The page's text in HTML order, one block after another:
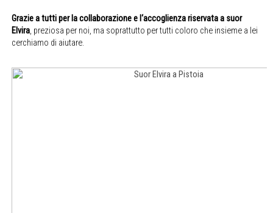
Grazie a tutti per la collaborazione e l‘accoglienza riservata a suor
Elvira, preziosa per noi, ma soprattutto per tutti coloro che insieme a lei
cerchiamo di aiutare.